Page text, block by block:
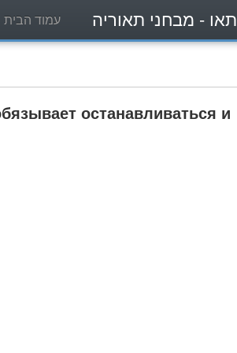
תאו - מבחני תאוריה עמוד הבית
останавливаться и